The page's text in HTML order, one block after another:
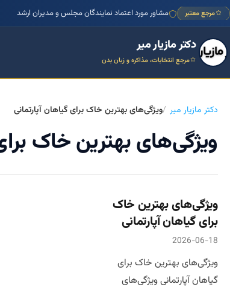
مرجع معتبر مشاور مورد اعتماد نمایندگان مجلس و مدیران ارشد
دکتر مازیار میر
مرجع انتخابات، مذاکره و زبان بدن
دکتر مازیار میر ویژگی‌های بهترین خاک برای گیاهان آپارتمانی
ویژگی‌های بهترین خاک
ویژگی‌های بهترین خاک
برای گیاهان آپارتمانی
2026-06-18
ویژگی‌های بهترین خاک برای
گیاهان آپارتمانی ویژگی‌های